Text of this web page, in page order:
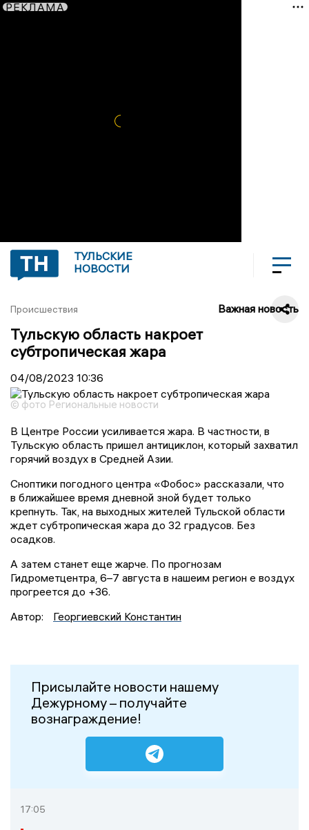
РЕКЛАМА
ТУЛЬСКИЕ
НОВОСТИ
Происшествия Важная новость
Тульскую область накроет
субтропическая жара
04/08/2023 10:36
© фото Региональные новости
В Центре России усиливается жара. В частности, в
Тульскую область пришел антициклон, который захватил
горячий воздух в Средней Азии.
Сноптики погодного центра «Фобос» рассказали, что
в ближайшее время дневной зной будет только
крепнуть. Так, на выходных жителей Тульской области
ждет субтропическая жара до 32 градусов. Без
осадков.
А затем станет еще жарче. По прогнозам
Гидрометцентра, 6–7 августа в нашеим регион е воздух
прогреется до +36.
Автор:
Георгиевский Константин
Присылайте новости нашему
Дежурному – получайте
вознаграждение!
17:05